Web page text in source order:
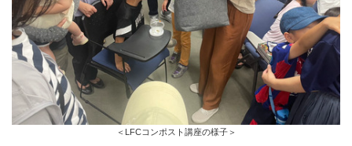
＜LFCコンポスト講座の様子＞